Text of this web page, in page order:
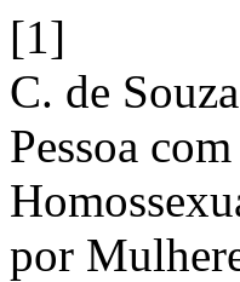
[1]
C. de
Pessoa
por